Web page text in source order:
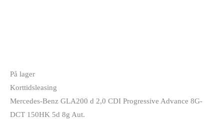
På lager
Korttidsleasing
Mercedes-Benz GLA200 d 2,0 CDI Progressive Advance 8G-
DCT 150HK 5d 8g Aut.